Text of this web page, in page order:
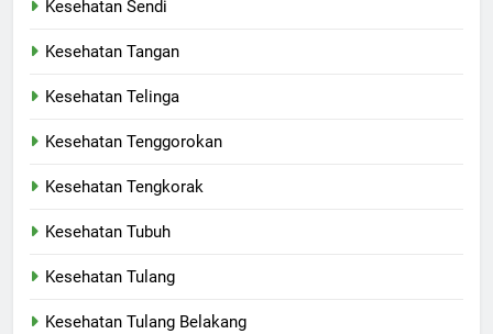
Kesehatan Sendi
Kesehatan Tangan
Kesehatan Telinga
Kesehatan Tenggorokan
Kesehatan Tengkorak
Kesehatan Tubuh
Kesehatan Tulang
Kesehatan Tulang Belakang